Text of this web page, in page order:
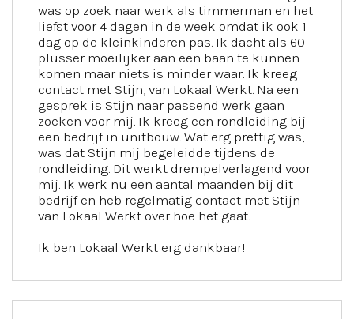
was op zoek naar werk als timmerman en het
liefst voor 4 dagen in de week omdat ik ook 1
dag op de kleinkinderen pas. Ik dacht als 60
plusser moeilijker aan een baan te kunnen
komen maar niets is minder waar. Ik kreeg
contact met Stijn, van Lokaal Werkt. Na een
gesprek is Stijn naar passend werk gaan
zoeken voor mij. Ik kreeg een rondleiding bij
een bedrijf in unitbouw. Wat erg prettig was,
was dat Stijn mij begeleidde tijdens de
rondleiding. Dit werkt drempelverlagend voor
mij. Ik werk nu een aantal maanden bij dit
bedrijf en heb regelmatig contact met Stijn
van Lokaal Werkt over hoe het gaat.
Ik ben Lokaal Werkt erg dankbaar!